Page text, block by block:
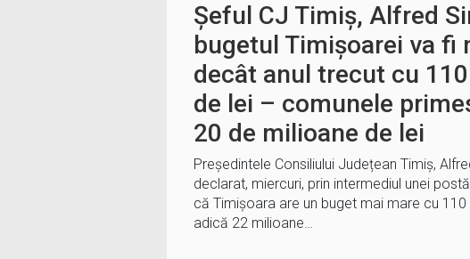
Șeful CJ Timiș, Alfred
bugetul Timișoarei va fi
decât anul trecut cu
de lei – comunele
20 de milioane de lei
Președintele Consiliului Județean Timiș,
declarat, miercuri, prin intermediul unei
că Timișoara are un buget mai mare cu 110
adică 22 milioane…